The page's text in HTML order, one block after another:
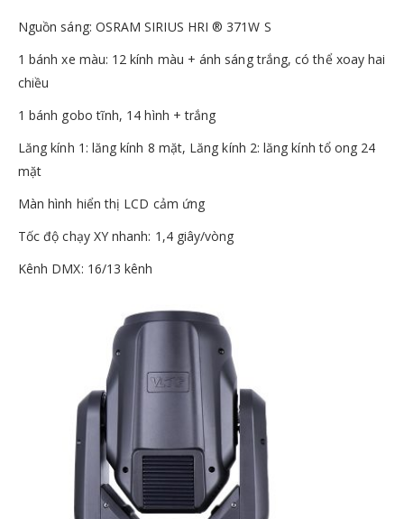
Nguồn sáng: OSRAM SIRIUS HRI ® 371W S
1 bánh xe màu: 12 kính màu + ánh sáng trắng, có thể xoay hai
chiều
1 bánh gobo tĩnh, 14 hình + trắng
Lăng kính 1: lăng kính 8 mặt, Lăng kính 2: lăng kính tổ ong 24
mặt
Màn hình hiển thị LCD cảm ứng
Tốc độ chạy XY nhanh: 1,4 giây/vòng
Kênh DMX: 16/13 kênh